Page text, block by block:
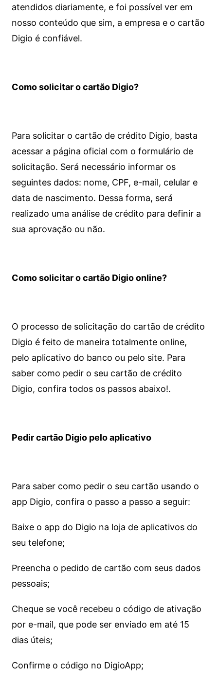
atendidos diariamente, e foi possível ver em
nosso conteúdo que sim, a empresa e o cartão
Digio é confiável.
Como solicitar o cartão Digio?
Para solicitar o cartão de crédito Digio, basta
acessar a página oficial com o formulário de
solicitação. Será necessário informar os
seguintes dados: nome, CPF, e-mail, celular e
data de nascimento. Dessa forma, será
realizado uma análise de crédito para definir a
sua aprovação ou não.
Como solicitar o cartão Digio online?
O processo de solicitação do cartão de crédito
Digio é feito de maneira totalmente online,
pelo aplicativo do banco ou pelo site. Para
saber como pedir o seu cartão de crédito
Digio, confira todos os passos abaixo!.
Pedir cartão Digio pelo aplicativo
Para saber como pedir o seu cartão usando o
app Digio, confira o passo a passo a seguir:
Baixe o app do Digio na loja de aplicativos do
seu telefone;
Preencha o pedido de cartão com seus dados
pessoais;
Cheque se você recebeu o código de ativação
por e-mail, que pode ser enviado em até 15
dias úteis;
Confirme o código no DigioApp;